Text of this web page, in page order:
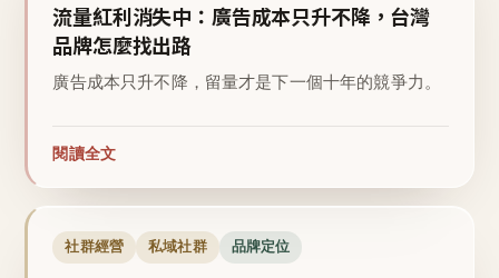
流量紅利消失中：廣告成本只升不降，台灣
品牌怎麼找出路
廣告成本只升不降，留量才是下一個十年的競爭力。
閱讀全文
社群經營 私域社群 品牌定位